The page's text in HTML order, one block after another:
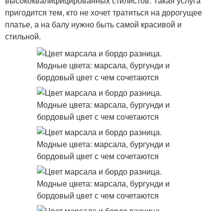
пригодится тем, кто не хочет тратиться на дорогущее
платье, а на балу нужно быть самой красивой и
стильной.